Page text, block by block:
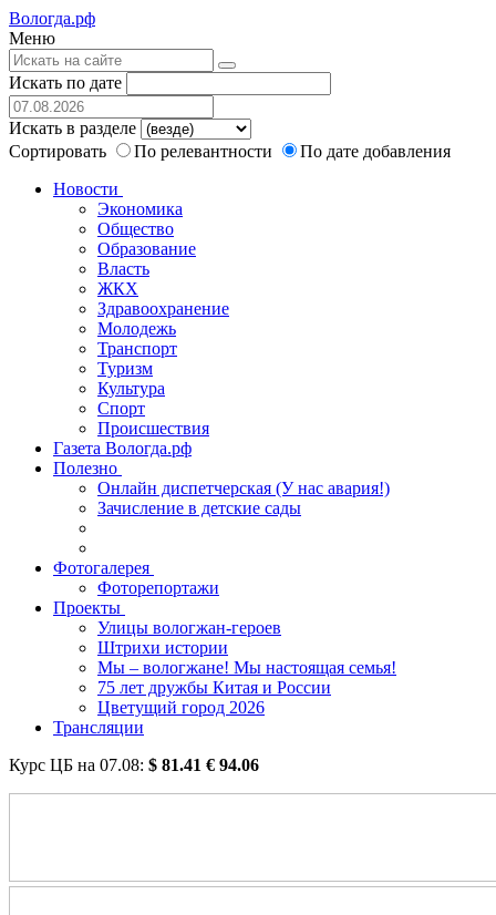
Вологда.рф
Меню
Искать по дате
Искать в разделе
Сортировать
По релевантности
По дате добавления
Новости
Экономика
Общество
Образование
Власть
ЖКХ
Здравоохранение
Молодежь
Транспорт
Туризм
Культура
Спорт
Происшествия
Газета Вологда.рф
Полезно
Онлайн диспетчерская (У нас авария!)
Зачисление в детские сады
Фотогалерея
Фоторепортажи
Проекты
Улицы вологжан-героев
Штрихи истории
Мы – вологжане! Мы настоящая семья!
75 лет дружбы Китая и России
Цветущий город 2026
Трансляции
Курс ЦБ на 07.08: $ 81.41 € 94.06